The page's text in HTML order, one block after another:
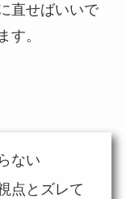
直せばいいで
す。
ない
点とズレて